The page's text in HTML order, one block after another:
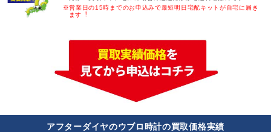
※営業日の15時までのお申込みで最短明日宅配キットが自宅に届き
ます︕
アフターダイヤのウブロ時計の買取価格実績